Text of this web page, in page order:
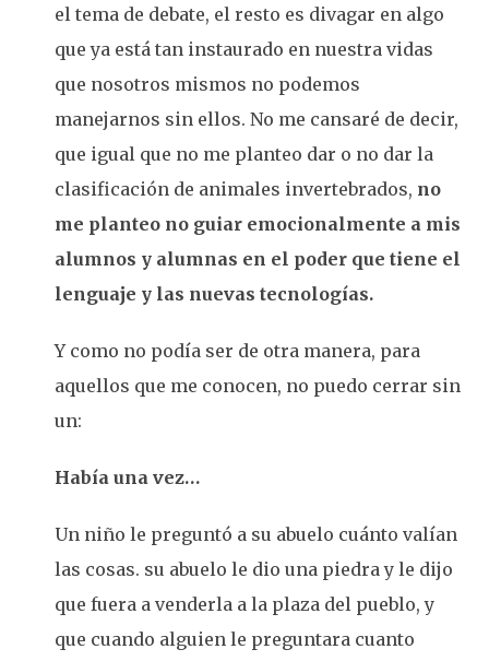
el tema de debate, el resto es divagar en algo
que ya está tan instaurado en nuestra vidas
que nosotros mismos no podemos
manejarnos sin ellos. No me cansaré de decir,
que igual que no me planteo dar o no dar la
clasificación de animales invertebrados, no
me planteo no guiar emocionalmente a mis
alumnos y alumnas en el poder que tiene el
lenguaje y las nuevas tecnologías.
Y como no podía ser de otra manera, para
aquellos que me conocen, no puedo cerrar sin
un:
Había una vez…
Un niño le preguntó a su abuelo cuánto valían
las cosas. su abuelo le dio una piedra y le dijo
que fuera a venderla a la plaza del pueblo, y
que cuando alguien le preguntara cuanto